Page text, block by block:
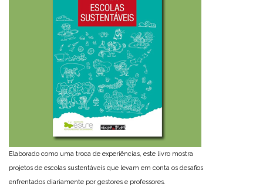
Elaborado como uma troca de experiências, este livro mostra
projetos de escolas sustentáveis que levam em conta os desafios
enfrentados diariamente por gestores e professores.